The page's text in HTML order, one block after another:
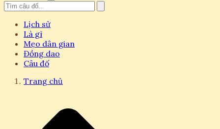
Lịch sử
Là gì
Mẹo dân gian
Đồng dao
Câu đố
Trang chủ